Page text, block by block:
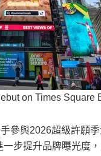
on Times Square
參與2026超級許願
步提升品牌曝光度